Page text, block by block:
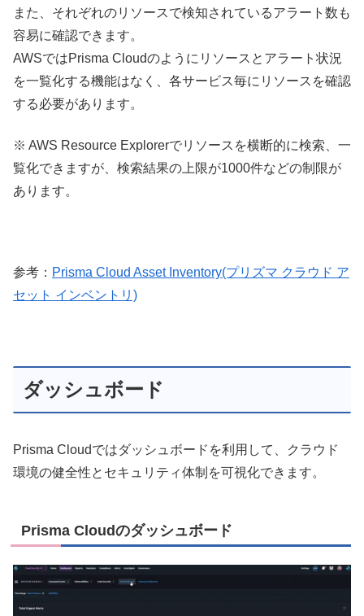
また、それぞれのリソースで検知されているアラート数も
容易に確認できます。
AWSではPrisma Cloudのようにリソースとアラート状況
を一覧化する機能はなく、各サービス毎にリソースを確認
する必要があります。
※ AWS Resource Explorerでリソースを横断的に検索、一
覧化できますが、検索結果の上限が1000件などの制限が
あります。
参考： Prisma Cloud Asset Inventory(プリズマ クラウド ア
セット インベントリ)
ダッシュボード
Prisma Cloudではダッシュボードを利用して、クラウド
環境の健全性とセキュリティ体制を可視化できます。
Prisma Cloudのダッシュボード